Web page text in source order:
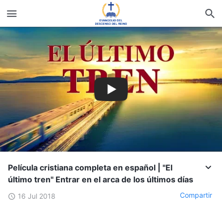
Película cristiana completa en español | "El
último tren" Entrar en el arca de los últimos días
16 Jul 2018 Compartir